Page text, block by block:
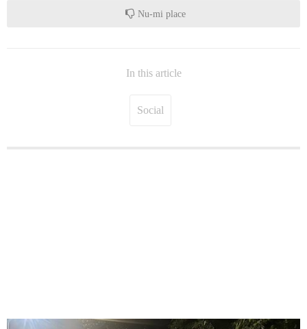
Nu-mi place
In this article
Social